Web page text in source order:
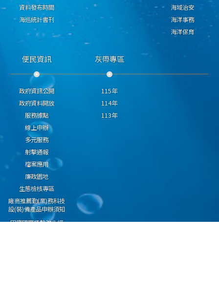
資料發布時間
海巡統計書刊
海域治安
海洋事務
海洋保育
便民資訊
政府資訊公開
政府資料開放
服務據點
線上申辦
多元服務
射擊通報
檔案應用
廉政園地
生態檢核專區
廠商推薦勤(業)務科技
設(裝)備產品申辦須知
因應國際情勢強化經
灰帶專區
115年
114年
113年